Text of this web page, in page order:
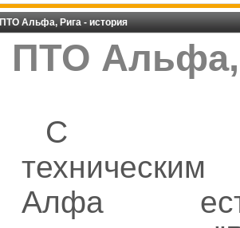
ПТО Альфа, Рига - история
ПТО Альфа,
С
Алфа